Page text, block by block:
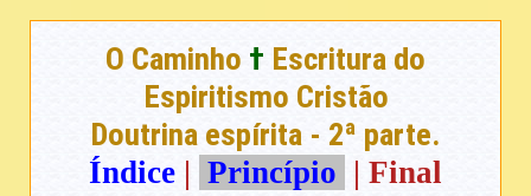
O Caminho † Escritura do
Espiritismo Cristão
Doutrina espírita - 2ª parte.
Índice | Princípio | Final